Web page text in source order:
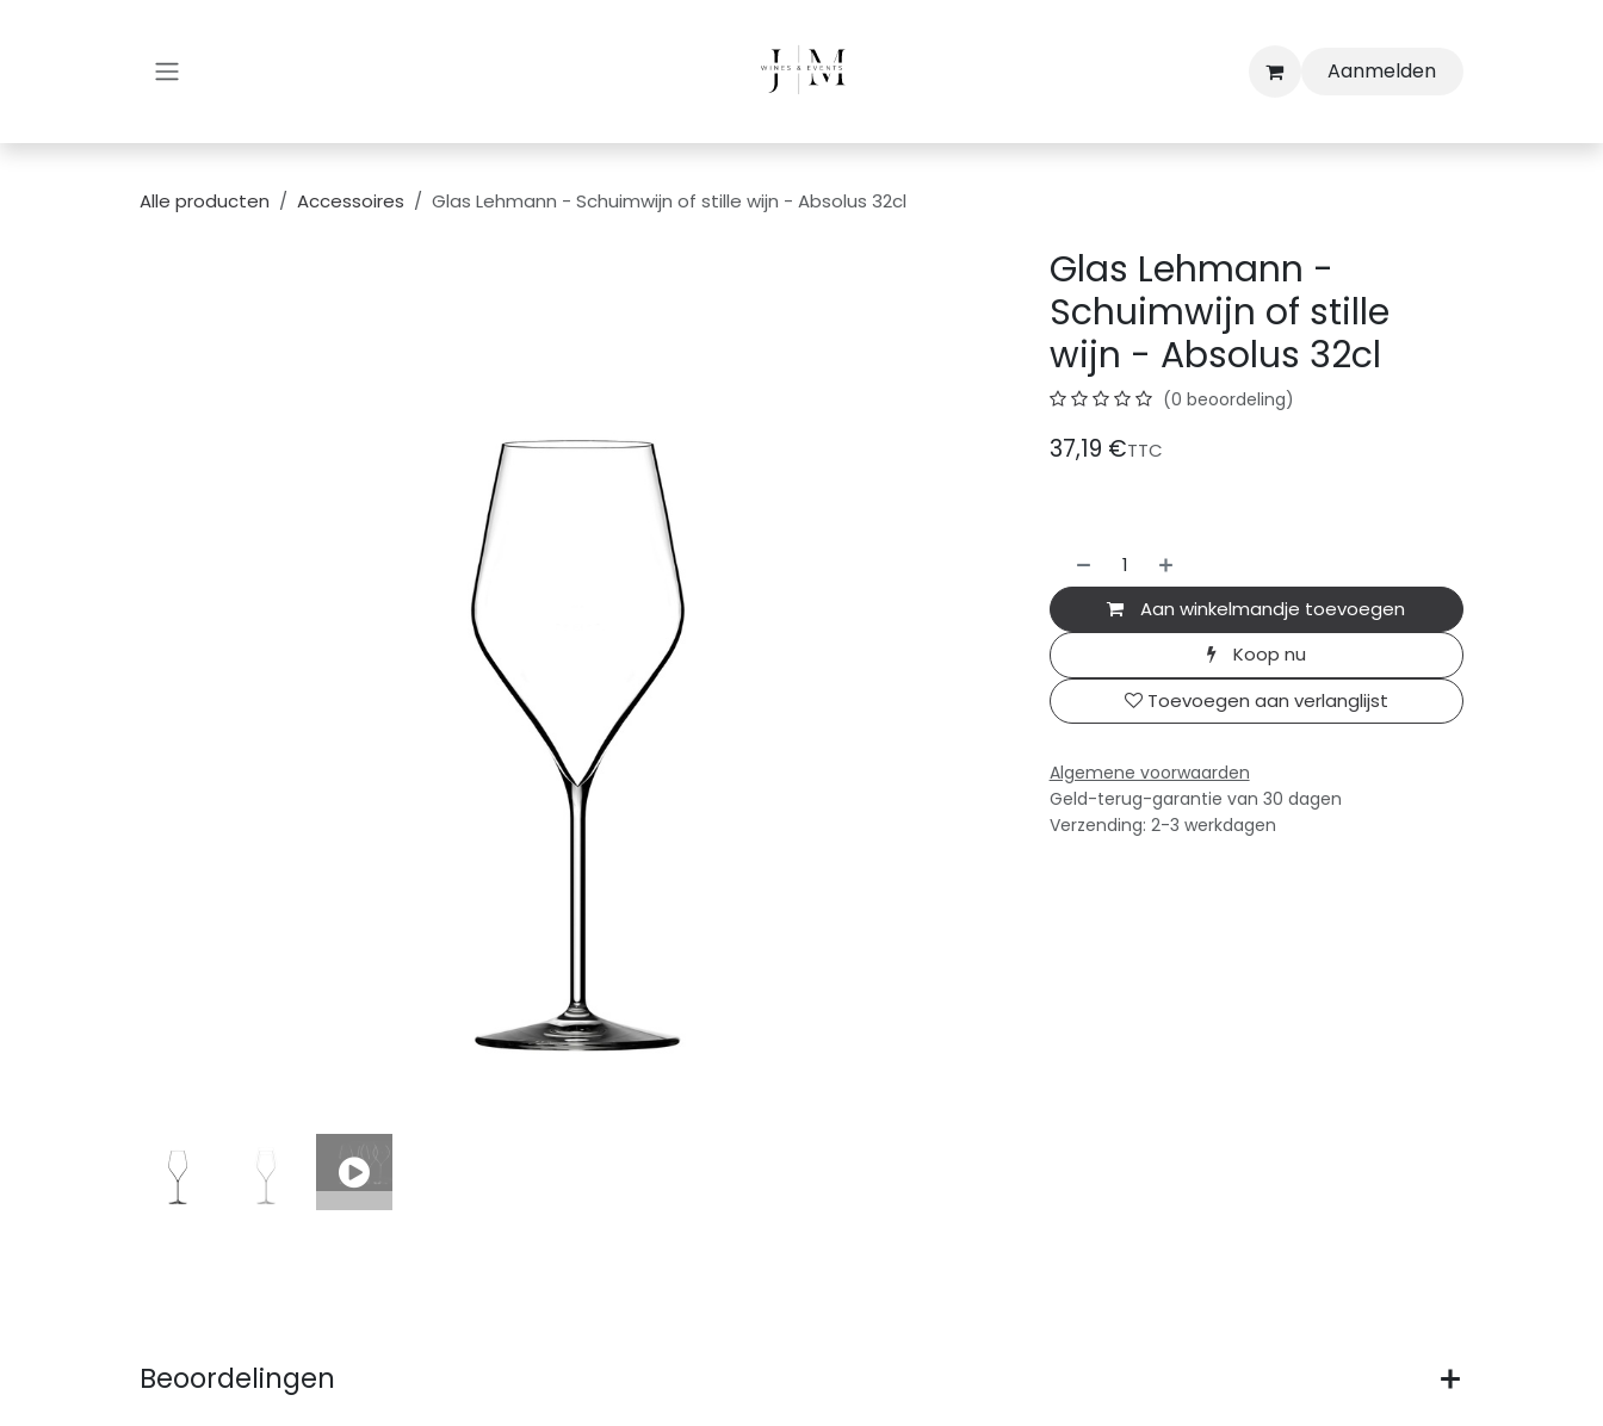
Aanmelden
Alle producten Accessoires Glas Lehmann - Schuimwijn of stille wijn - Absolus 32cl
Glas Lehmann -
Schuimwijn of stille
wijn - Absolus 32cl
(0 beoordeling)
37,19 €TTC
Aan winkelmandje toevoegen
Koop nu
Toevoegen aan verlanglijst
Algemene voorwaarden
Geld-terug-garantie van 30 dagen
Verzending: 2-3 werkdagen
Beoordelingen